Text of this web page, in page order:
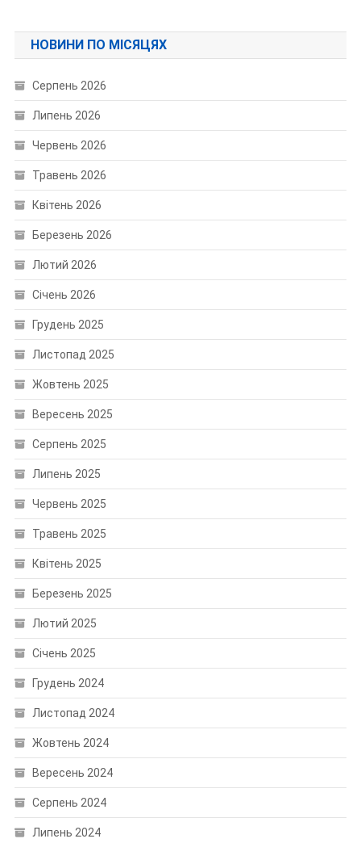
НОВИНИ ПО МІСЯЦЯХ
Серпень 2026
Липень 2026
Червень 2026
Травень 2026
Квітень 2026
Березень 2026
Лютий 2026
Січень 2026
Грудень 2025
Листопад 2025
Жовтень 2025
Вересень 2025
Серпень 2025
Липень 2025
Червень 2025
Травень 2025
Квітень 2025
Березень 2025
Лютий 2025
Січень 2025
Грудень 2024
Листопад 2024
Жовтень 2024
Вересень 2024
Серпень 2024
Липень 2024